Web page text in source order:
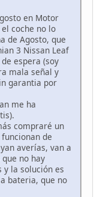
en Motor
coche no lo
de Agosto, que
3 Nissan Leaf
espera (soy
mala señal y
garantia por
me ha
compraré un
de
averías, van a
no hay
y la solución es
bateria, que no